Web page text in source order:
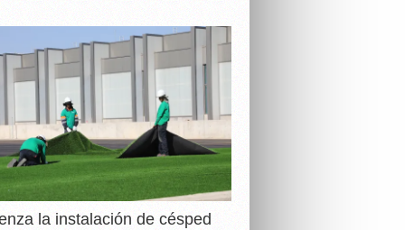
la instalación de césped